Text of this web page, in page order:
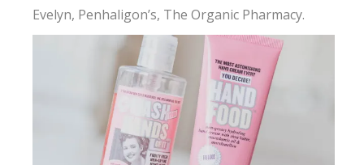
Evelyn, Penhaligon’s, The Organic Pharmacy.